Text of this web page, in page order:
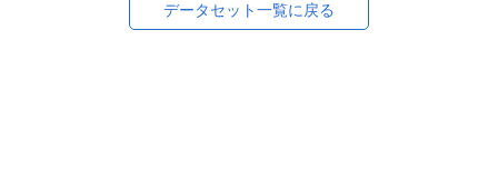
データセット一覧に戻る